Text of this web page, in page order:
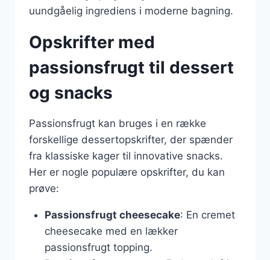
uundgåelig ingrediens i moderne bagning.
Opskrifter med
passionsfrugt til dessert
og snacks
Passionsfrugt kan bruges i en række
forskellige dessertopskrifter, der spænder
fra klassiske kager til innovative snacks.
Her er nogle populære opskrifter, du kan
prøve:
Passionsfrugt cheesecake: En cremet
cheesecake med en lækker
passionsfrugt topping.